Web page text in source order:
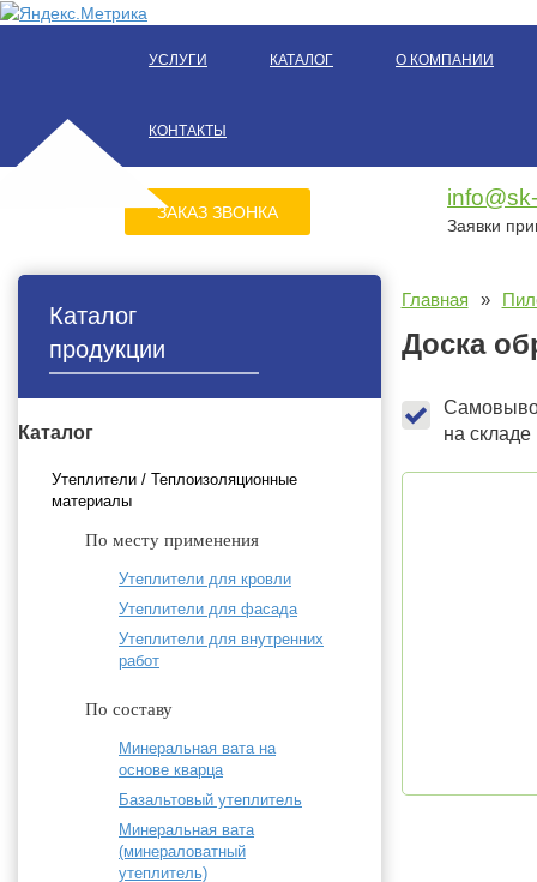
УСЛУГИ КАТАЛОГ О КОМПАНИИ
КОНТАКТЫ
ЗАКАЗ ЗВОНКА
Заявки
КАТАЛОГ О КОМПАНИИ
ЗАКАЗ ЗВОНКА
Каталог
продукции
Каталог
Утеплители / Теплоизоляционные
материалы
По месту применения
Утеплители для кровли
Утеплители для фасада
Утеплители для внутренних
работ
По составу
Минеральная вата на
основе кварца
Базальтовый утеплитель
Минеральная вата
(минераловатный
утеплитель)
Главная »
Доска
на